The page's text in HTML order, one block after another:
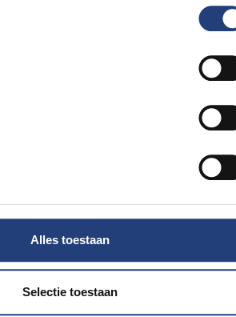
Alles toestaan
Selectie toestaan
Daarmee
is de
zelfstandigen
geboorteverlof,
inkomensverlies,
ook niet
Een petitie
twee keer zal